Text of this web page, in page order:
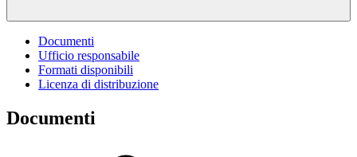
Documenti
Ufficio responsabile
Formati disponibili
Licenza di distribuzione
Documenti